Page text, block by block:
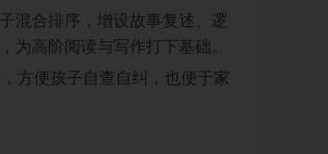
混合排序，增设故事复述、逻
为高阶阅读与写作打下基础。
方便孩子自查自纠，也便于家